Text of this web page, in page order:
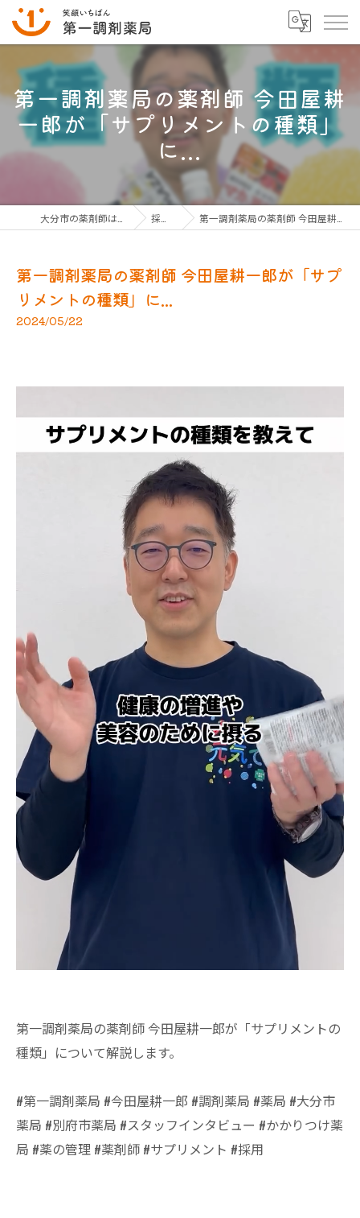
第一調剤薬局の薬剤師 今田屋耕
一郎が「サプリメントの種類」
に...
採用ブログ 第一調剤薬局の薬剤師 今田屋耕一郎が「サプリメントの種類」に...
第一調剤薬局の薬剤師 今田屋耕一郎が「サプ
リメントの種類」に...
2024/05/22
第一調剤薬局の薬剤師 今田屋耕一郎が「サプリメントの
種類」について解説します。
#第一調剤薬局 #今田屋耕一郎 #調剤薬局 #薬局 #大分市
薬局 #別府市薬局 #スタッフインタビュー #かかりつけ薬
局 #薬の管理 #薬剤師 #サプリメント #採用